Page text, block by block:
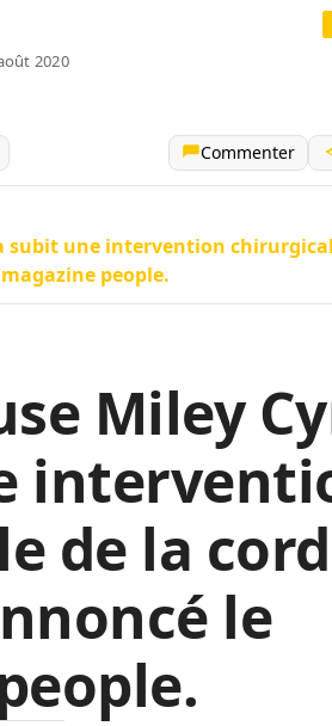
2020
Commenter
subit une intervention
people.
Miley
de la
le